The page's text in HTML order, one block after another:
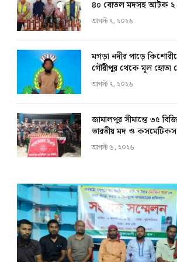
৪০ বোতল মদসহ আটক ২
আগস্ট ৭, ২০২৬
মগড়া নদীর পাড়ে
গৌরীপুর থেকে মূল হোতা
আগস্ট ৭, ২০২৬
জামালপুর সীমান্তে ৩৫
ভারতীয় মদ ও কসমেটিকস
আগস্ট ৬, ২০২৬